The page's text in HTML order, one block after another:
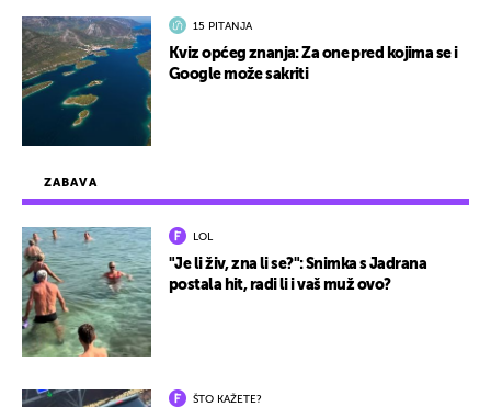
ZABAVA
LOL
"Je li živ, zna li se?": Snimka s Jadrana
postala hit, radi li i vaš muž ovo?
ŠTO KAŽETE?
15 PITANJA
Kviz općeg znanja: Za one pred kojima se i
Google može sakriti